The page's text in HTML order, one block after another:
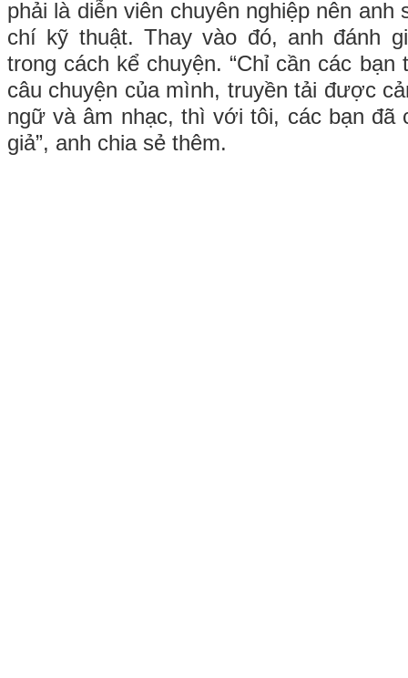
phải là diễn viên chuyên nghiệp nên anh
chí kỹ thuật. Thay vào đó, anh đánh
trong cách kể chuyện. “Chỉ cần các
câu chuyện của mình, truyền tải được
ngữ và âm nhạc, thì với tôi, các bạn đã
giả”, anh chia sẻ thêm.